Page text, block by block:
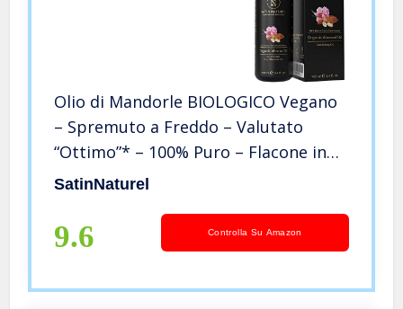
Olio di Mandorle BIOLOGICO Vegano
– Spremuto a Freddo – Valutato
“Ottimo”* – 100% Puro – Flacone in
Vetro Viola 100ml – Con Vitamine per
Unghie – Cosmetico Naturale
SatinNaturel
9.6 Controlla Su Amazon